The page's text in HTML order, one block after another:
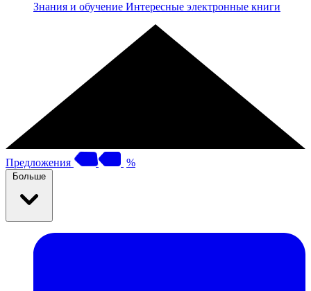
Знания и обучение Интересные электронные книги
Предложения %
Больше